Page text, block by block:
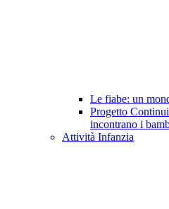
Le fiabe: un
Progetto
incontrano i
Attività Infanzia